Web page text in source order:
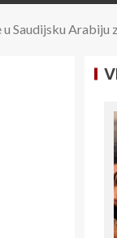
Saudijsku Arabiju